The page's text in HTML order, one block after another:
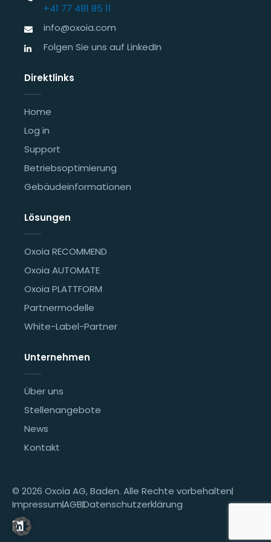
+41 77 481 85 11
info@oxoia.com
Folgen Sie uns auf LinkedIn
Direktlinks
Home
Log in
Support
Betriebsoptimierung
Gebäudeinformationen
Lösungen
Oxoia RECOMMEND
Oxoia AUTOMATE
Oxoia PLATTFORM
Partnermodelle
White-Label-Partner
Unternehmen
Über uns
Stellenangebote
News
Kontakt
© 2026 Oxoia AG, Baden. Alle Rechte vorbehalten
ImpressumAGBDatenschutzerklärung
L
i